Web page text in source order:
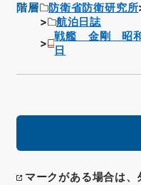
階層 防衛省防衛研究所
航泊日誌
戦艦 金剛 昭和
日
マークがある場合は、